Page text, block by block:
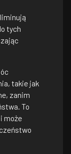
tych
takie jak
zanim
To
może